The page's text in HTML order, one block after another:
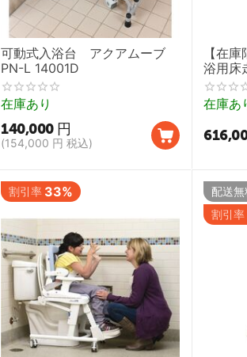
可動式入浴台 アクアムーブ
PN-L 14001D
在庫あり
140,000 円
(154,000 円 税込)
【在
浴用床
フト
在庫あ
割引率 33%
配送無
割引率